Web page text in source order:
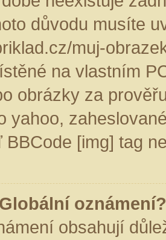
důvodu musíte
muj-
na vlastním
obrázky za
yahoo,
BBCode [img] tag
oznámení?
obsahují